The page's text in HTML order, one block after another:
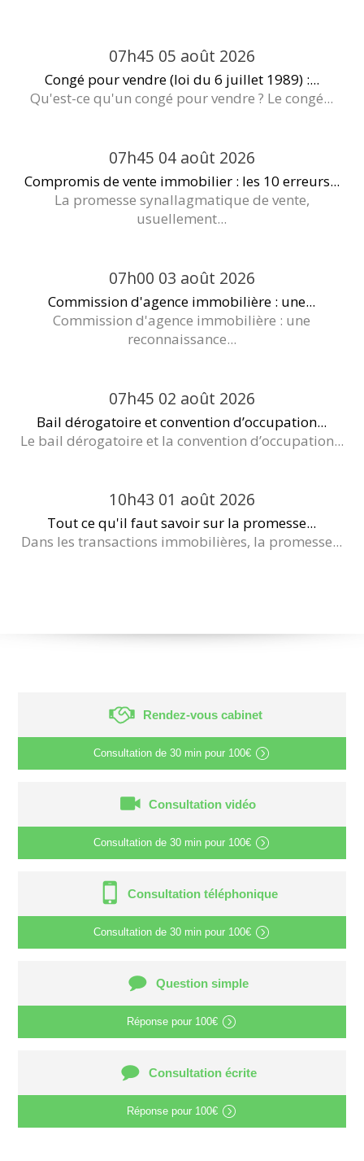
07h45 05 août 2026
Congé pour vendre (loi du 6 juillet 1989) :...
Qu'est-ce qu'un congé pour vendre ? Le congé...
07h45 04 août 2026
Compromis de vente immobilier : les 10 erreurs...
La promesse synallagmatique de vente,
usuellement...
07h00 03 août 2026
Commission d'agence immobilière : une...
Commission d'agence immobilière : une
reconnaissance...
07h45 02 août 2026
Bail dérogatoire et convention d’occupation...
Le bail dérogatoire et la convention d’occupation...
10h43 01 août 2026
Tout ce qu'il faut savoir sur la promesse...
Dans les transactions immobilières, la promesse...
Rendez-vous cabinet
Consultation de 30 min pour 100€
Consultation vidéo
Consultation de 30 min pour 100€
Consultation téléphonique
Consultation de 30 min pour 100€
Question simple
Réponse pour 100€
Consultation écrite
Réponse pour 100€